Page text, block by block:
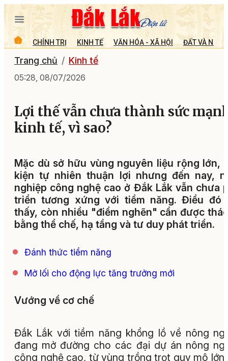
CHÍNH TRỊ KINH TẾ VĂN HÓA - XÃ HỘI ĐẤT VÀ
Trang chủ Kinh tế
05:28, 08/07/2026
Lợi thế vẫn chưa thành sức
kinh tế, vì sao?
Mặc dù sở hữu vùng nguyên liệu rộng lớn,
kiện tự nhiên thuận lợi nhưng đến nay,
nghiệp công nghệ cao ở Đắk Lắk vẫn chưa
triển tương xứng với tiềm năng. Điều đó
thấy, còn nhiều "điểm nghẽn" cần được
bằng thể chế, hạ tầng và tư duy phát triển.
Đánh thức tiềm năng
Mở lối cho động lực tăng trưởng mới
Vướng về cơ chế
Đắk Lắk với tiềm năng khổng lồ về nông
đang mở đường cho các đại dự án nông
công nghệ cao, từ vùng trồng trọt quy mô lớn